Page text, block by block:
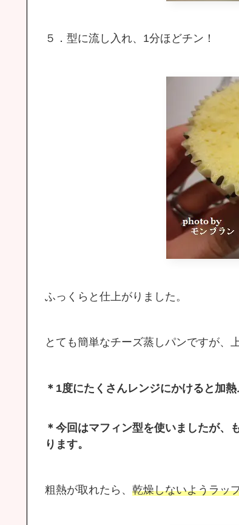
５．型に流し入れ、1分ほどチン！
ふっくらと仕上がりました。
とても簡単なチーズ蒸しパンですが、
＊1度にたくさんレンジにかけると加
＊今回はマフィン型を使いましたが、
ります。
粗熱が取れたら、 乾燥しないようラッ